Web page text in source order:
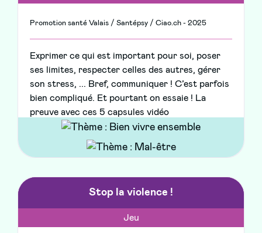
Promotion santé Valais / Santépsy / Ciao.ch - 2025
Exprimer ce qui est important pour soi, poser
ses limites, respecter celles des autres, gérer
son stress, ... Bref, communiquer ! C’est parfois
bien compliqué. Et pourtant on essaie ! La
preuve avec ces 5 capsules vidéo
Stop la violence !
Jeu